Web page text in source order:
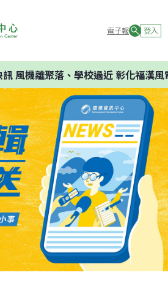
電子報 登入
風機離聚落、學校過近 彰化福漢風